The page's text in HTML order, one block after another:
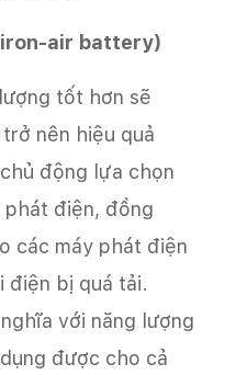
air battery)
tốt hơn sẽ
nên hiệu quả
động lựa chọn
điện, đồng
các máy phát điện
điện bị quá tải.
với năng lượng
được cho cả